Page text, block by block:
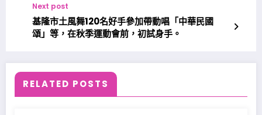
Next post
基隆市土風舞120名好手參加帶動唱「中華民國
頌」等，在秋季運動會前，初試身手。
RELATED POSTS